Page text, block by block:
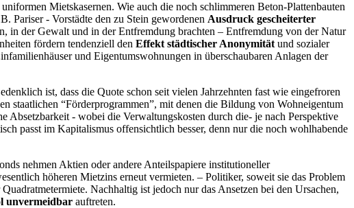
Mietskasernen. Wie auch die noch schlimmeren Beton-Plattenbauten
Pariser - Vorstädte den zu Stein gewordenen Ausdruck gescheiterter
in der Gewalt und in der Entfremdung brachten – Entfremdung von der Natur
fördern tendenziell den Effekt städtischer Anonymität und sozialer
und Eigentumswohnungen in überschaubaren Anlagen der
ist, dass die Quote schon seit vielen Jahrzehnten fast wie eingefroren
staatlichen “Förderprogrammen”, mit denen die Bildung von Wohneigentum
Absetzbarkeit - wobei die Verwaltungskosten durch die- je nach Perspektive
passt im Kapitalismus offensichtlich besser, denn nur die noch wohlhabende
nehmen Aktien oder andere Anteilspapiere institutioneller
höheren Mietzins erneut vermieten. – Politiker, soweit sie das Problem
Nachhaltig ist jedoch nur das Ansetzen bei den Ursachen,
unvermeidbar auftreten.